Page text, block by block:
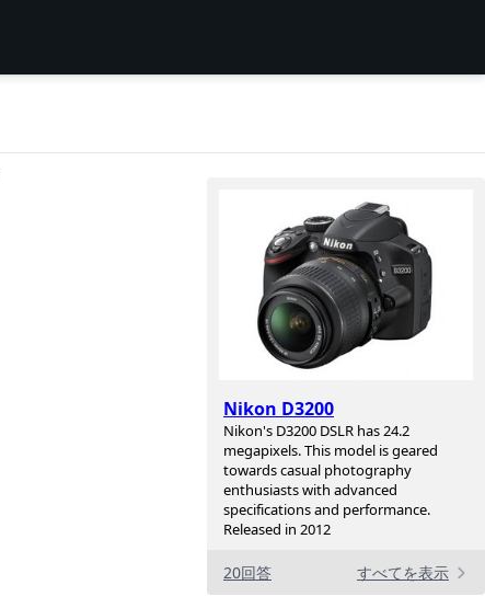
Nikon D3200
Nikon's D3200 DSLR has 24.2
megapixels. This model is geared
towards casual photography
enthusiasts with advanced
specifications and performance.
Released in 2012
20回答 すべてを表示